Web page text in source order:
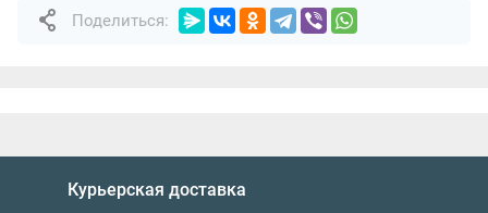
Поделиться:
Курьерская доставка